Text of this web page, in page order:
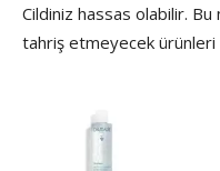
Cildiniz hassas olabilir.
tahriş etmeyecek